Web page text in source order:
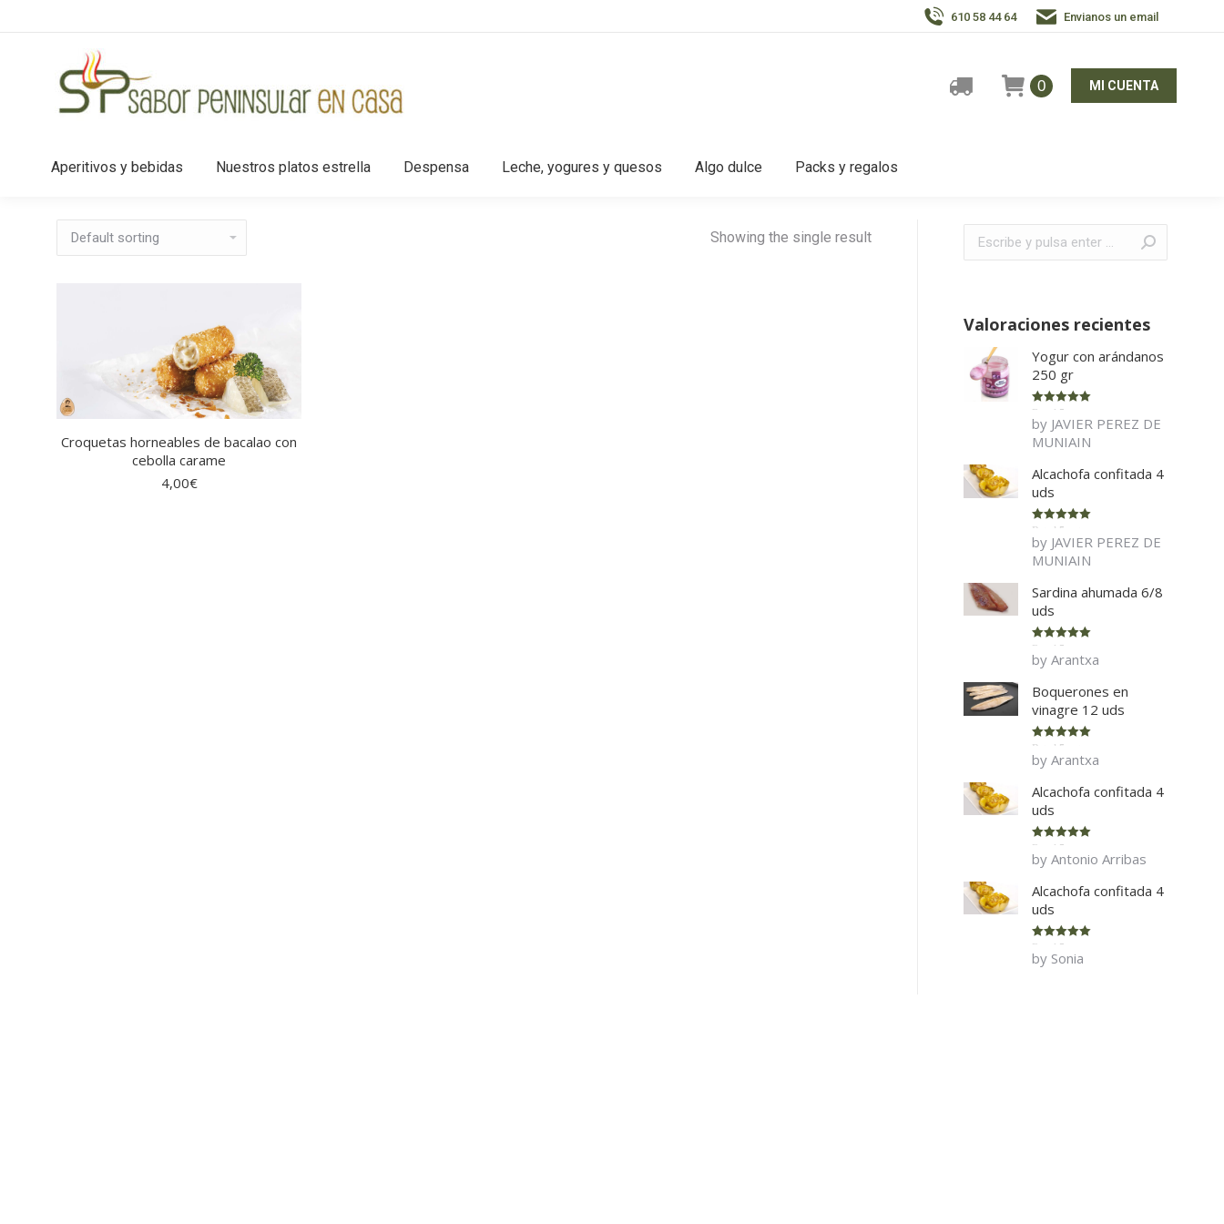
610 58 44 64 Envianos un email
0 MI CUENTA
Aperitivos y bebidas Nuestros platos estrella Despensa Leche, yogures y quesos Algo dulce Packs y regalos
Showing the single result
Croquetas horneables de bacalao con
cebolla carame
4,00€
Buscar:
Valoraciones recientes
Yogur con arándanos
250 gr
Rated 5
of 5
by JAVIER PEREZ DE
MUNIAIN
Alcachofa confitada 4
uds
Rated 5
of 5
by JAVIER PEREZ DE
MUNIAIN
Sardina ahumada 6/8
uds
Rated 5
of 5
by Arantxa
Boquerones en
vinagre 12 uds
Rated 5
of 5
by Arantxa
Alcachofa confitada 4
uds
Rated 5
of 5
by Antonio Arribas
Alcachofa confitada 4
uds
Rated 5
of 5
by Sonia